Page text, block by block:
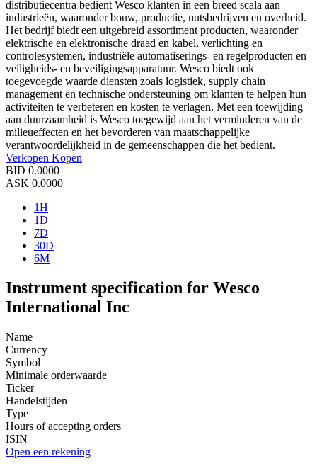
distributiecentra bedient Wesco klanten in een breed scala aan
industrieën, waaronder bouw, productie, nutsbedrijven en overheid.
Het bedrijf biedt een uitgebreid assortiment producten, waaronder
elektrische en elektronische draad en kabel, verlichting en
controlesystemen, industriële automatiserings- en regelproducten en
veiligheids- en beveiligingsapparatuur. Wesco biedt ook
toegevoegde waarde diensten zoals logistiek, supply chain
management en technische ondersteuning om klanten te helpen hun
activiteiten te verbeteren en kosten te verlagen. Met een toewijding
aan duurzaamheid is Wesco toegewijd aan het verminderen van de
milieueffecten en het bevorderen van maatschappelijke
verantwoordelijkheid in de gemeenschappen die het bedient.
Verkopen Kopen
BID 0.0000
ASK 0.0000
1H
1D
7D
30D
6M
Instrument specification for Wesco
International Inc
Name
Currency
Symbol
Minimale orderwaarde
Ticker
Handelstijden
Type
Hours of accepting orders
ISIN
Open een rekening